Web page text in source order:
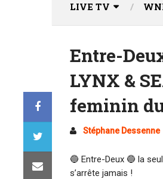
LIVE TV
Entre-
LYNX &
feminin
Stéphane Dessenne
🔵 Entre-Deux 🔵 la
s’arrête jamais !